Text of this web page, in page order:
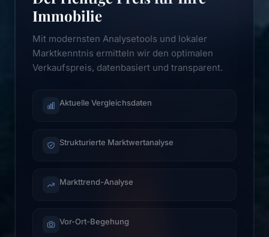
Immobilie
Mit modernsten Analysetools und lokaler
Marktkenntnis ermitteln wir den optimalen
Verkaufspreis, datenbasiert und transparent.
Aktuelle Vergleichsdaten
Strukturierte Marktwertanalyse
Markttrend-Analyse
Vor-Ort-Begehung